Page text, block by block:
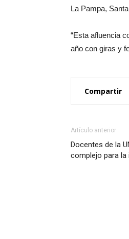
La Pampa,
“Esta afluencia
año con giras y
Compartir
Artículo anterior
Docentes de la
complejo para la